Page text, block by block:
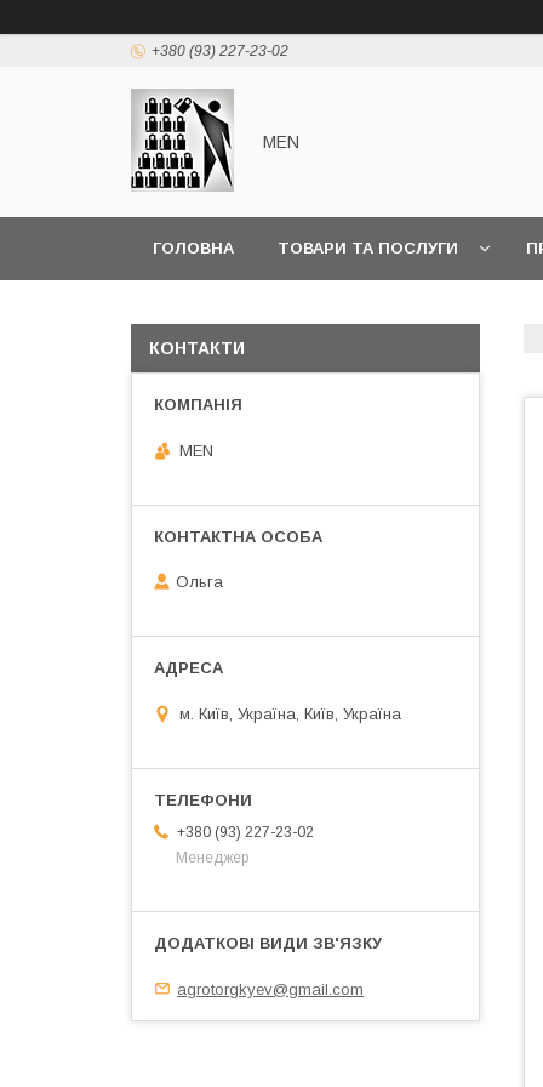
+380 (93) 227-23-02
MEN
ГОЛОВНА ТОВАРИ ТА ПОСЛУГИ
КОНТАКТИ
MEN
Ольга
м. Київ, Україна, Київ, Україна
+380 (93) 227-23-02
Менеджер
agrotorgkyev@gmail.com